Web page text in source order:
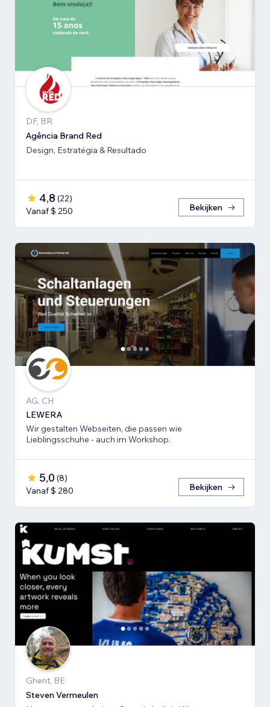
DF, BR
Agência Brand Red
Design, Estratégia & Resultado
4,8 (22)
Vanaf $ 250
Bekijken
AG, CH
LEWERA
Wir gestalten Webseiten, die passen wie
Lieblingsschuhe - auch im Workshop.
5,0 (8)
Vanaf $ 280
Bekijken
Ghent, BE
Steven Vermeulen